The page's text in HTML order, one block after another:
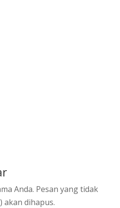
Anda. Pesan yang tidak
akan dihapus.